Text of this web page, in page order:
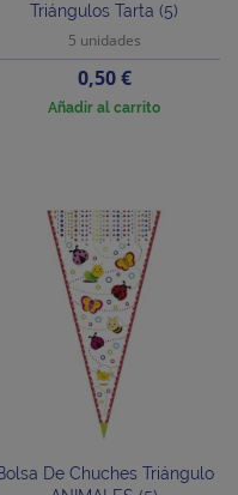
Triángulos Tarta (5)
5 unidades
Precio
0,50 €
Añadir al carrito
De Chuches Triángulo